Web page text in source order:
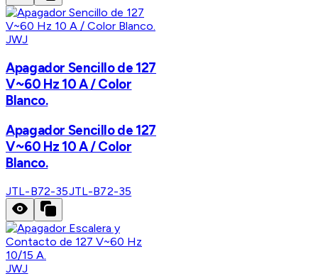
JWJ
Apagador Sencillo de 127
V~60 Hz 10 A / Color
Blanco.
Apagador Sencillo de 127
V~60 Hz 10 A / Color
Blanco.
JTL-B72-35JTL-B72-35
JWJ